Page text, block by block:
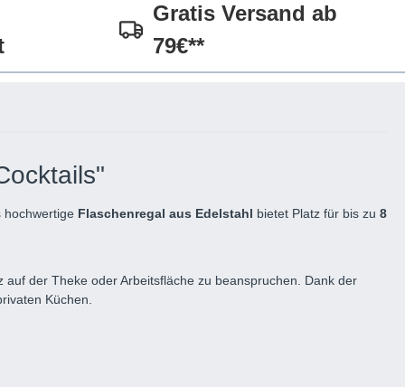
Gratis Versand ab
79€**
hochwertige Flaschenregal aus Edelstahl bietet Platz für bis zu 8
der Theke oder Arbeitsfläche zu beanspruchen. Dank der
Küchen.